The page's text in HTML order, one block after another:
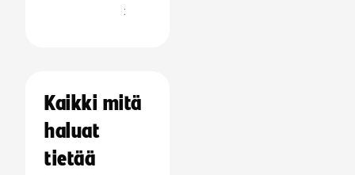
:
Kaikki mitä
haluat
tietää